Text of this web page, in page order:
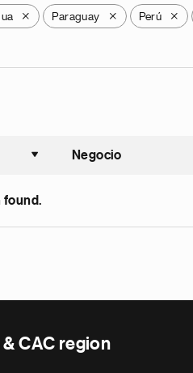
X Paraguay X Perú X
Ordenar
Negocio
found.
CAC region